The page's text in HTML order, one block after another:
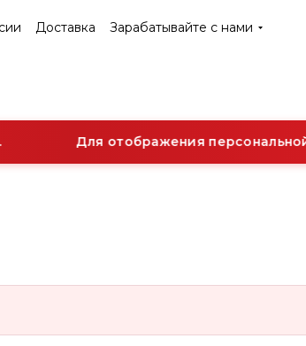
Доставка Зарабатывайте с нами
Для отображения